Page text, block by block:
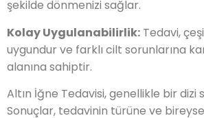
şekilde dönmenizi sağlar.
Kolay Uygulanabilirlik: Tedavi,
uygundur ve farklı cilt sorunlarına
alanına sahiptir.
Altın İğne Tedavisi, genellikle bir dizi
Sonuçlar, tedavinin türüne ve